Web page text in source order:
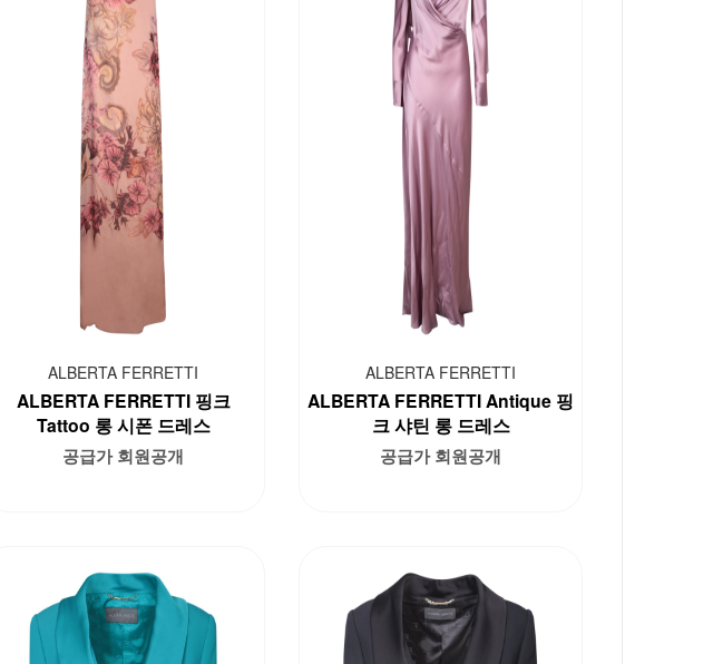
ALBERTA FERRETTI
ALBERTA FERRETTI 핑크
Tattoo 롱 시폰 드레스
공급가 회원공개
ALBERTA FERRETTI
ALBERTA FERRETTI Antique 핑
크 샤틴 롱 드레스
공급가 회원공개